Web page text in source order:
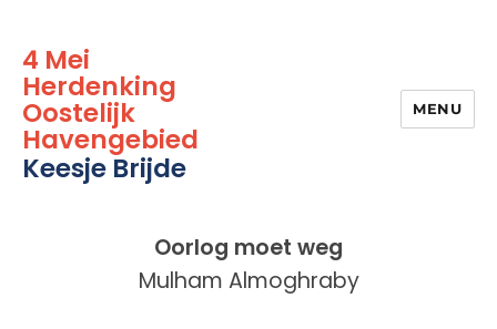
4 Mei
Herdenking
Oostelijk
Havengebied
Keesje Brijde
MENU
Oorlog moet weg
Mulham Almoghraby